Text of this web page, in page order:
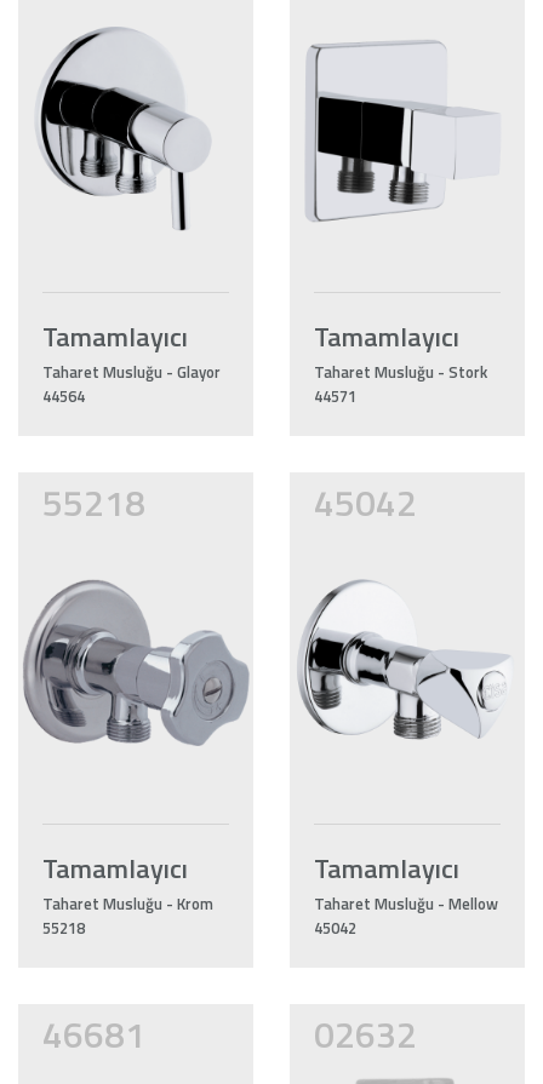
Tamamlayıcı
Taharet Musluğu - Glayor
44564
Tamamlayıcı
Taharet Musluğu - Stork
44571
55218
Tamamlayıcı
Taharet Musluğu - Krom
55218
45042
Tamamlayıcı
Taharet Musluğu - Mellow
45042
46681 02632